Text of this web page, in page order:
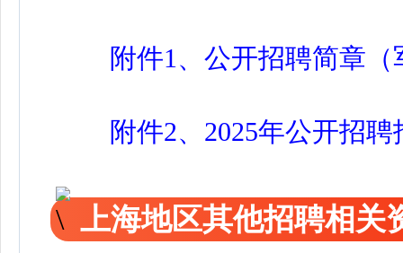
附件1、公开招聘简章（
附件2、2025年公开招
上海地区其他招聘相关